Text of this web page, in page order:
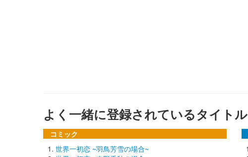
よく一緒に登録されているタイトル
コミック
世界一初恋 ~羽鳥芳雪の場合~